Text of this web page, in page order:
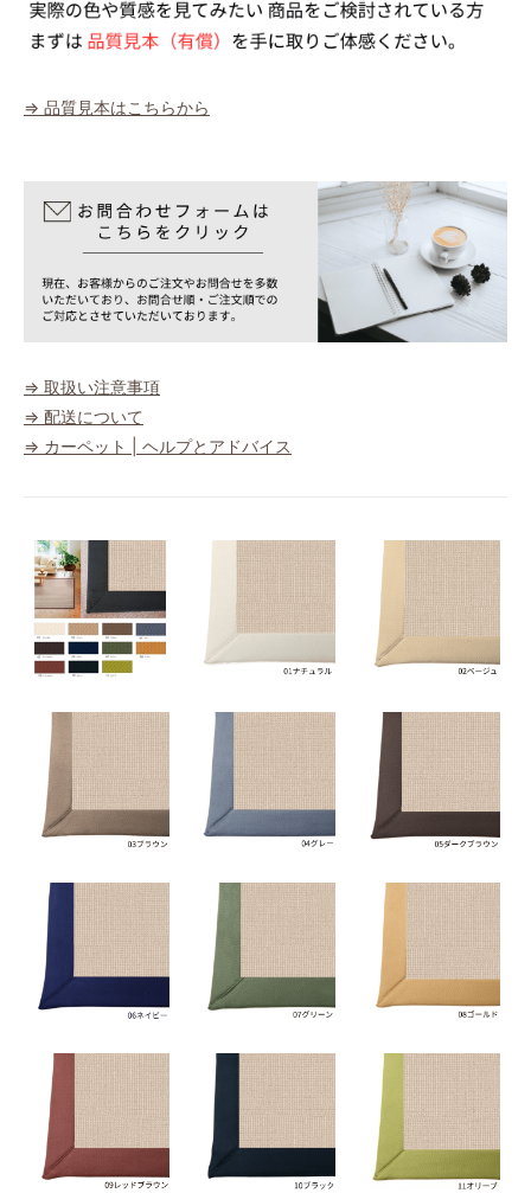
⇒ 品質見本はこちらから
⇒ 取扱い注意事項
⇒ 配送について
⇒ カーペット | ヘルプとアドバイス